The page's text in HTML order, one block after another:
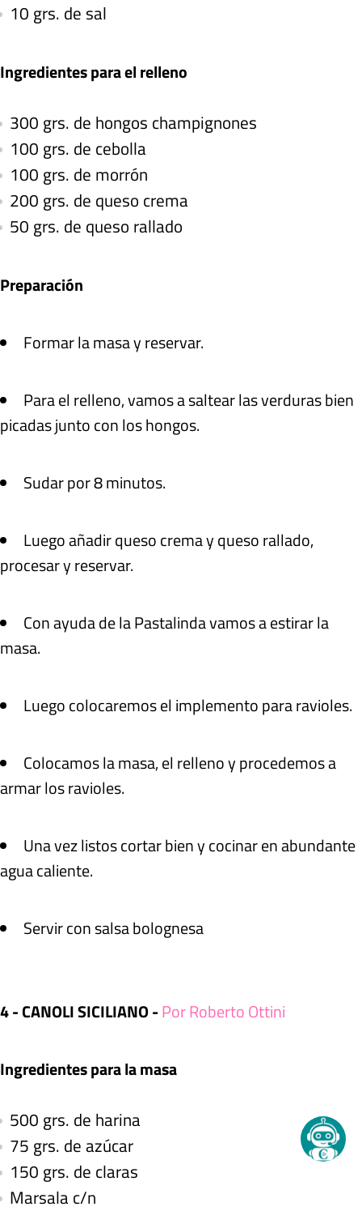
10 grs. de sal
Ingredientes para el relleno
300 grs. de hongos champignones
100 grs. de cebolla
100 grs. de morrón
200 grs. de queso crema
50 grs. de queso rallado
Preparación
Formar la masa y reservar.
Para el relleno, vamos a saltear las verduras bien
picadas junto con los hongos.
Sudar por 8 minutos.
Luego añadir queso crema y queso rallado,
procesar y reservar.
Con ayuda de la Pastalinda vamos a estirar la
masa.
Luego colocaremos el implemento para ravioles.
Colocamos la masa, el relleno y procedemos a
armar los ravioles.
Una vez listos cortar bien y cocinar en abundante
agua caliente.
Servir con salsa bolognesa
4 - CANOLI SICILIANO -Por Roberto Ottini
Ingredientes para la masa
500 grs. de harina
75 grs. de azúcar
150 grs. de claras
Marsala c/n